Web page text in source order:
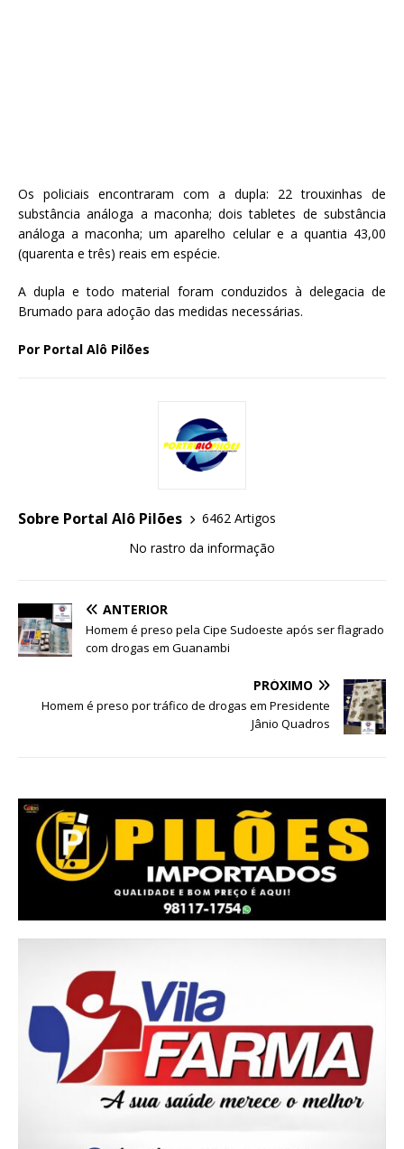
Os policiais encontraram com a dupla: 22 trouxinhas de
substância análoga a maconha; dois tabletes de substância
análoga a maconha; um aparelho celular e a quantia 43,00
(quarenta e três) reais em espécie.
A dupla e todo material foram conduzidos à delegacia de
Brumado para adoção das medidas necessárias.
Por Portal Alô Pilões
Sobre Portal Alô Pilões
6462 Artigos
No rastro da informação
ANTERIOR
Homem é preso pela Cipe Sudoeste após ser flagrado
com drogas em Guanambi
PRÓXIMO
Homem é preso por tráfico de drogas em Presidente
Jânio Quadros